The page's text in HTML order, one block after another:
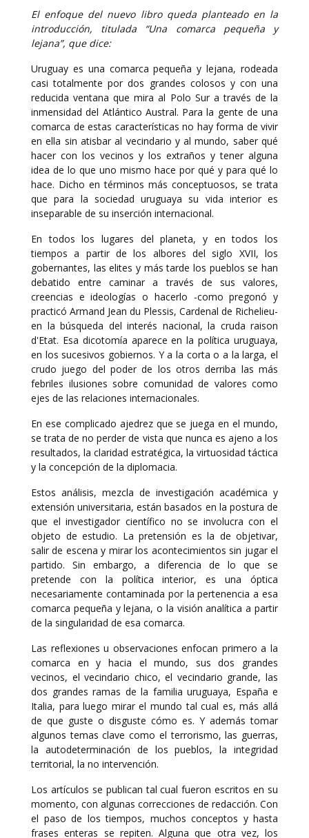
El enfoque del nuevo libro queda planteado en la
introducción, titulada “Una comarca pequeña y
lejana”, que dice:
Uruguay es una comarca pequeña y lejana, rodeada
casi totalmente por dos grandes colosos y con una
reducida ventana que mira al Polo Sur a través de la
inmensidad del Atlántico Austral. Para la gente de una
comarca de estas características no hay forma de vivir
en ella sin atisbar al vecindario y al mundo, saber qué
hacer con los vecinos y los extraños y tener alguna
idea de lo que uno mismo hace por qué y para qué lo
hace. Dicho en términos más conceptuosos, se trata
que para la sociedad uruguaya su vida interior es
inseparable de su inserción internacional.
En todos los lugares del planeta, y en todos los
tiempos a partir de los albores del siglo XVII, los
gobernantes, las elites y más tarde los pueblos se han
debatido entre caminar a través de sus valores,
creencias e ideologías o hacerlo -como pregonó y
practicó Armand Jean du Plessis, Cardenal de Richelieu-
en la búsqueda del interés nacional, la cruda raison
d'Etat. Esa dicotomía aparece en la política uruguaya,
en los sucesivos gobiernos. Y a la corta o a la larga, el
crudo juego del poder de los otros derriba las más
febriles ilusiones sobre comunidad de valores como
ejes de las relaciones internacionales.
En ese complicado ajedrez que se juega en el mundo,
se trata de no perder de vista que nunca es ajeno a los
resultados, la claridad estratégica, la virtuosidad táctica
y la concepción de la diplomacia.
Estos análisis, mezcla de investigación académica y
extensión universitaria, están basados en la postura de
que el investigador científico no se involucra con el
objeto de estudio. La pretensión es la de objetivar,
salir de escena y mirar los acontecimientos sin jugar el
partido. Sin embargo, a diferencia de lo que se
pretende con la política interior, es una óptica
necesariamente contaminada por la pertenencia a esa
comarca pequeña y lejana, o la visión analítica a partir
de la singularidad de esa comarca.
Las reflexiones u observaciones enfocan primero a la
comarca en y hacia el mundo, sus dos grandes
vecinos, el vecindario chico, el vecindario grande, las
dos grandes ramas de la familia uruguaya, España e
Italia, para luego mirar el mundo tal cual es, más allá
de que guste o disguste cómo es. Y además tomar
algunos temas clave como el terrorismo, las guerras,
la autodeterminación de los pueblos, la integridad
territorial, la no intervención.
Los artículos se publican tal cual fueron escritos en su
momento, con algunas correcciones de redacción. Con
el paso de los tiempos, muchos conceptos y hasta
frases enteras se repiten. Alguna que otra vez, los